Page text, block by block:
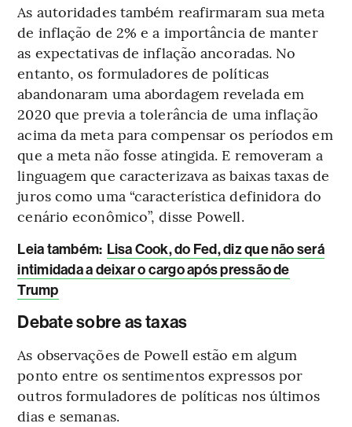
As autoridades também reafirmaram sua meta
de inflação de 2% e a importância de manter
as expectativas de inflação ancoradas. No
entanto, os formuladores de políticas
abandonaram uma abordagem revelada em
2020 que previa a tolerância de uma inflação
acima da meta para compensar os períodos em
que a meta não fosse atingida. E removeram a
linguagem que caracterizava as baixas taxas de
juros como uma “característica definidora do
cenário econômico”, disse Powell.
Leia também: Lisa Cook, do Fed, diz que não será
intimidada a deixar o cargo após pressão de
Trump
Debate sobre as taxas
As observações de Powell estão em algum
ponto entre os sentimentos expressos por
outros formuladores de políticas nos últimos
dias e semanas.